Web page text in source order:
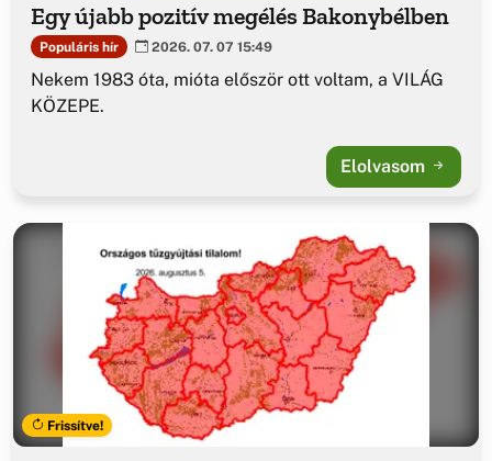
Egy újabb pozitív megélés Bakonybélben
Populáris hír 2026. 07. 07 15:49
Nekem 1983 óta, mióta először ott voltam, a VILÁG
KÖZEPE.
Elolvasom
Frissítve!